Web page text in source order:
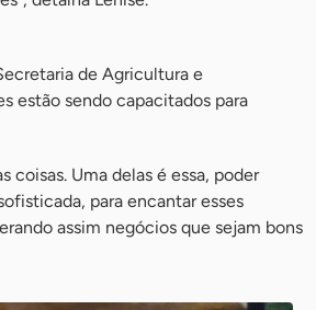
de Agricultura e
estão sendo capacitados para
coisas. Uma delas é essa, poder
para encantar esses
assim negócios que sejam bons